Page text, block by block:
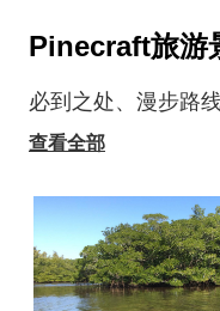
Pinecraft旅游
必到之处、漫步路
查看全部